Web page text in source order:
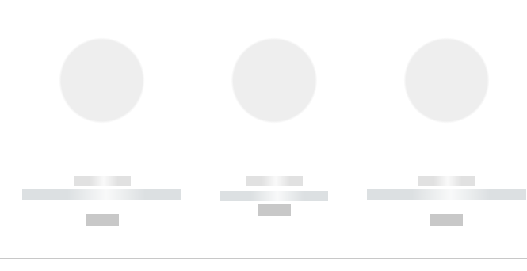
------------
----------- ----------- ----------
------------
----------- -----------
------------
----------- ----------- ----------